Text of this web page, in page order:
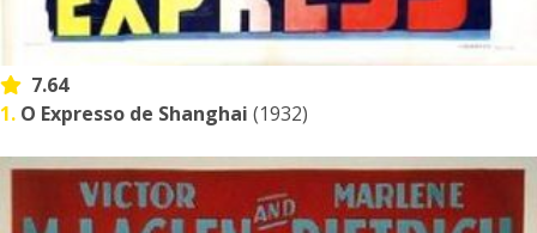
7.64
1. O Expresso de Shanghai (1932)